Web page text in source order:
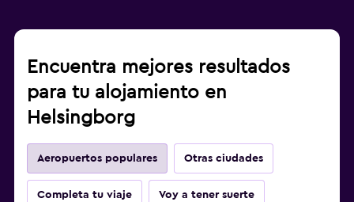
Encuentra mejores resultados
para tu alojamiento en
Helsingborg
Aeropuertos populares Otras ciudades
Completa tu viaje Voy a tener suerte